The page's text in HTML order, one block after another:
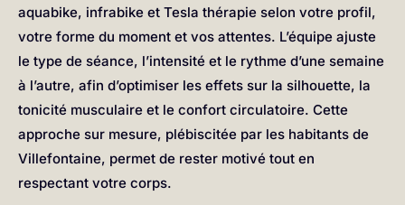
aquabike, infrabike et Tesla thérapie selon votre profil,
votre forme du moment et vos attentes. L’équipe ajuste
le type de séance, l’intensité et le rythme d’une semaine
à l’autre, afin d’optimiser les effets sur la silhouette, la
tonicité musculaire et le confort circulatoire. Cette
approche sur mesure, plébiscitée par les habitants de
Villefontaine, permet de rester motivé tout en
respectant votre corps.